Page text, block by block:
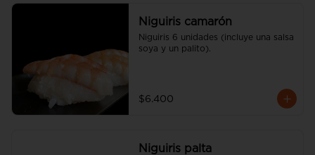
Niguiris camarón
Niguiris 6 unidades (incluye una salsa
soya y un palito).
$6.400
Niguiris palta